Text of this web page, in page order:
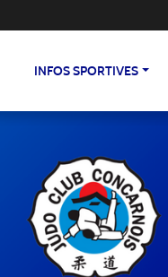
INFOS SPORTIVES